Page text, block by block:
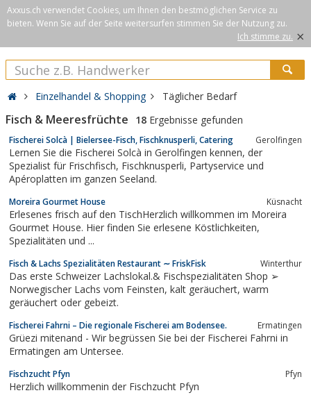
Axxus.ch verwendet Cookies, um Ihnen den bestmöglichen Service zu
bieten. Wenn Sie auf der Seite weitersurfen stimmen Sie der Nutzung zu.
Ich stimme zu. ×
Einzelhandel & Shopping Täglicher Bedarf
Fisch & Meeresfrüchte 18 Ergebnisse gefunden
Fischerei Solcà | Bielersee-Fisch, Fischknusperli, Catering Gerolfingen
Lernen Sie die Fischerei Solcà in Gerolfingen kennen, der
Spezialist für Frischfisch, Fischknusperli, Partyservice und
Apéroplatten im ganzen Seeland.
Moreira Gourmet House Küsnacht
Erlesenes frisch auf den TischHerzlich willkommen im Moreira
Gourmet House. Hier finden Sie erlesene Köstlichkeiten,
Spezialitäten und ...
Fisch & Lachs Spezialitäten Restaurant ∼ FriskFisk Winterthur
Das erste Schweizer Lachslokal.& Fischspezialitäten Shop ➢
Norwegischer Lachs vom Feinsten, kalt geräuchert, warm
geräuchert oder gebeizt.
Fischerei Fahrni – Die regionale Fischerei am Bodensee. Ermatingen
Grüezi mitenand - Wir begrüssen Sie bei der Fischerei Fahrni in
Ermatingen am Untersee.
Fischzucht Pfyn Pfyn
Herzlich willkommenin der Fischzucht Pfyn